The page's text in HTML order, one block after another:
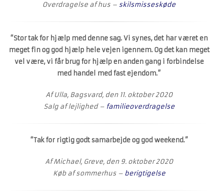
Overdragelse af hus – skilsmisseskøde
“Stor tak for hjælp med denne sag. Vi synes, det har været en
meget fin og god hjælp hele vejen igennem. Og det kan meget
vel være, vi får brug for hjælp en anden gang i forbindelse
med handel med fast ejendom.”
Af Ulla, Bagsvard, den 11. oktober 2020
Salg af lejlighed – familieoverdragelse
“Tak for rigtig godt samarbejde og god weekend.”
Af Michael, Greve, den 9. oktober 2020
Køb af sommerhus – berigtigelse